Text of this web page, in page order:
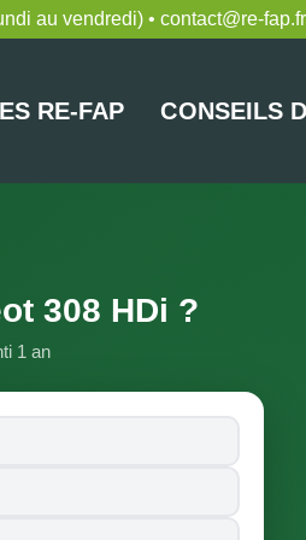
au vendredi) • contact@re-fap.fr
RE-FAP CONSEILS
308 HDi ?
1 an